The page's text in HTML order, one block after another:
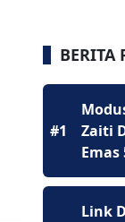
BERITA
#1
Zaiti
Link